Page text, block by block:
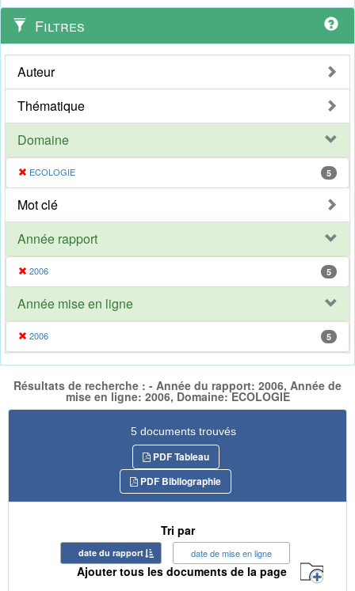
Filtres
Auteur
Thématique
Domaine
ECOLOGIE 5
Mot clé
Année rapport
2006 5
Année mise en ligne
2006 5
Résultats de recherche : - Année du rapport: 2006, Année de
mise en ligne: 2006, Domaine: ECOLOGIE
5 documents trouvés
PDF Tableau
PDF Bibliographie
Tri par
date du rapport date de mise en ligne
Ajouter tous les documents de la page